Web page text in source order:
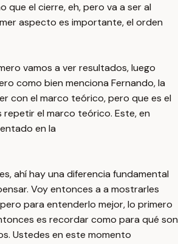
que el cierre, eh, pero va a ser al
aspecto es importante, el orden
vamos a ver resultados, luego
como bien menciona Fernando, la
con el marco teórico, pero que es el
repetir el marco teórico. Este, en
en la
ahí hay una diferencia fundamental
Voy entonces a a mostrarles
para entenderlo mejor, lo primero
es recordar como para qué son
Ustedes en este momento